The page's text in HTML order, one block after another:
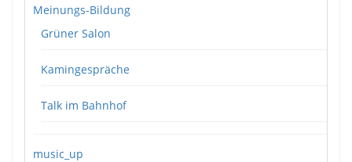
Meinungs-Bildung
Grüner Salon
Kamingespräche
Talk im Bahnhof
music_up